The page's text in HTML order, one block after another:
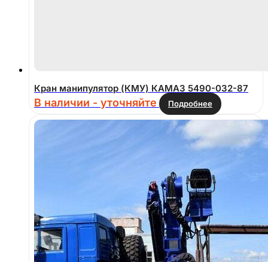
Кран манипулятор (КМУ) КАМАЗ 5490-032-87
В наличии - уточняйте Подробнее